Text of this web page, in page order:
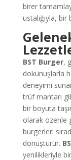
birer
ustalığıyla,
BST Burger,
dokunuşlarla
deneyimi
trüf mantarı
bir boyuta
olarak özenle
burgerleri
dönüştürür.
yenilikleriyle